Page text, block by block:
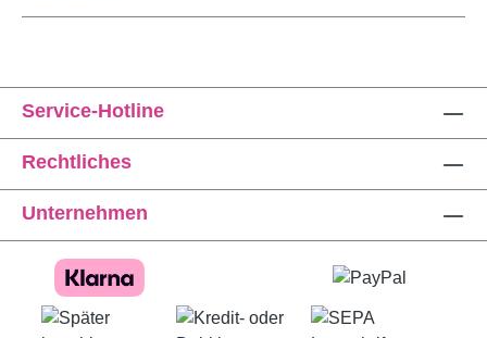
Service-Hotline
Rechtliches
Unternehmen